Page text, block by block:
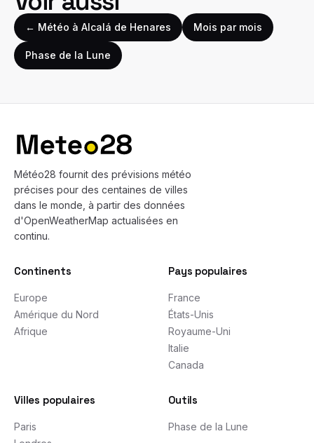
← Météo à Alcalá de Henares Mois par mois
Phase de la Lune
Météo28 fournit des prévisions météo
précises pour des centaines de villes
dans le monde, à partir des données
d'OpenWeatherMap actualisées en
continu.
Continents
Europe
Amérique du Nord
Afrique
Pays populaires
France
États-Unis
Royaume-Uni
Italie
Canada
Villes populaires
Paris
Outils
Phase de la Lune